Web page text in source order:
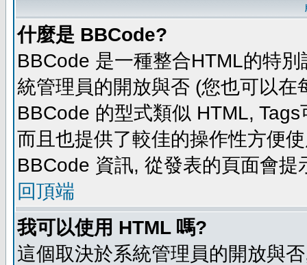
什麼是 BBCode?
BBCode 是一種整合HTML的特
統管理員的開放與否 (您也可以
BBCode 的型式類似 HTML,
而且也提供了較佳的操作性方便
BBCode 資訊, 從發表的頁面會提
回頂端
我可以使用 HTML 嗎?
這個取決於系統管理員的開放與